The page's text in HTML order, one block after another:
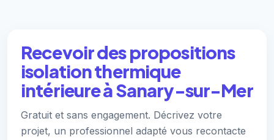
Recevoir des propositions
isolation thermique
intérieure à Sanary-sur-Mer
Gratuit et sans engagement. Décrivez votre
projet, un professionnel adapté vous recontacte